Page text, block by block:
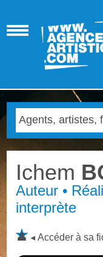
Ichem
Auteur •
interprète
Accéder à sa